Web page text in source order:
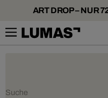
ART DROP – NUR